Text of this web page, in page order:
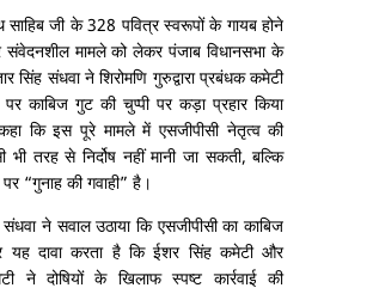
साहिब जी के 328 पवित्र स्वरूपों के गायब होने
मामले को लेकर पंजाब विधानसभा के
सिंह संधवा ने शिरोमणि गुरुद्वारा प्रबंधक कमेटी
पर काबिज गुट की चुप्पी पर कड़ा प्रहार किया
कि इस पूरे मामले में एसजीपीसी नेतृत्व की
भी तरह से निर्दोष नहीं मानी जा सकती, बल्कि
“गुनाह की गवाही” है।
ने सवाल उठाया कि एसजीपीसी का काबिज
दावा करता है कि ईशर सिंह कमेटी और
ने दोषियों के खिलाफ स्पष्ट कार्रवाई की